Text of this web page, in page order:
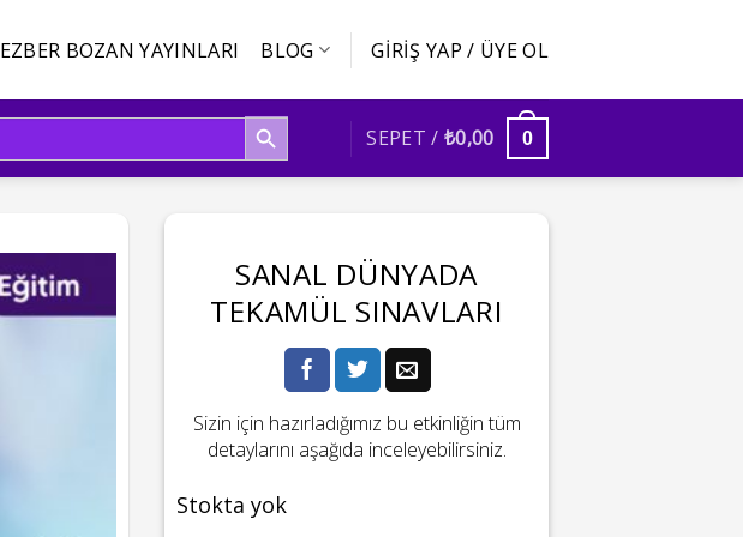
EZBER BOZAN YAYINLARI BLOG GIRIŞ YAP / ÜYE OL
SEARCH BUTTON
SEPET / ₺0,00 0
SANAL DÜNYADA
TEKAMÜL SINAVLARI
Sizin için hazırladığımız bu etkinliğin tüm
detaylarını aşağıda inceleyebilirsiniz.
Stokta yok